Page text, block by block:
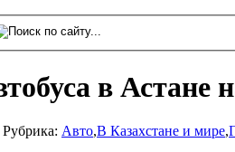
в
Рубрика: Авто,В Казахстане и мире,